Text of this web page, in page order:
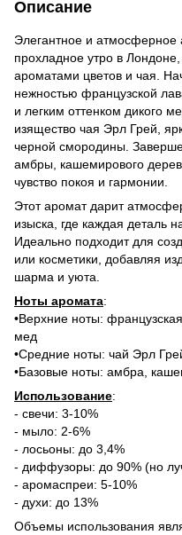
Описание
Элегантное и
прохладное утро в
ароматами цветов и чая.
нежностью французской
и легким оттенком дикого
изящество чая Эрл Грей,
черной смородины.
амбры, кашемирового
чувство покоя и гармонии.
Этот аромат дарит
изыска, где каждая деталь
Идеально подходит для
или косметики, добавляя
шарма и уюта.
Ноты аромата:
•Верхние ноты:
мед
•Средние ноты: чай Эрл
•Базовые ноты: амбра,
Использование:
- свечи: 3-10%
- мыло: 2-6%
- лосьоны: до 3,4%
- диффузоры: до 90% (но
- аромаспреи: 5-10%
- духи: до 13%
Объемы использования